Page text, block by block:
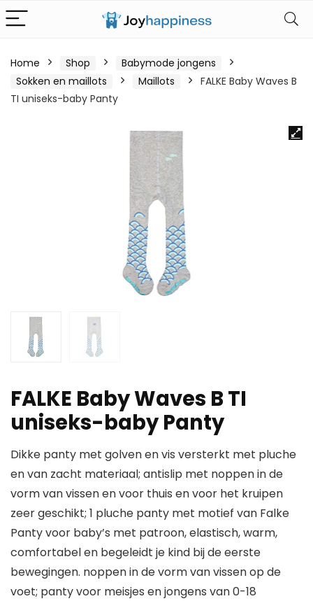
Home Shop
Babymode jongens
Sokken en maillots
Maillots
FALKE Baby Waves B
TI uniseks-baby Panty
FALKE Baby Waves B TI
uniseks-baby Panty
Dikke panty met golven en vis versterkt met pluche
en van zacht materiaal; antislip met noppen in de
vorm van vissen en voor thuis en voor het kruipen
zeer geschikt; 1 pluche panty met motief van Falke
Panty voor baby’s met patroon, elastisch, warm,
comfortabel en begeleidt je kind bij de eerste
bewegingen. noppen in de vorm van vissen op de
voet; panty voor meisjes en jongens van 0-18